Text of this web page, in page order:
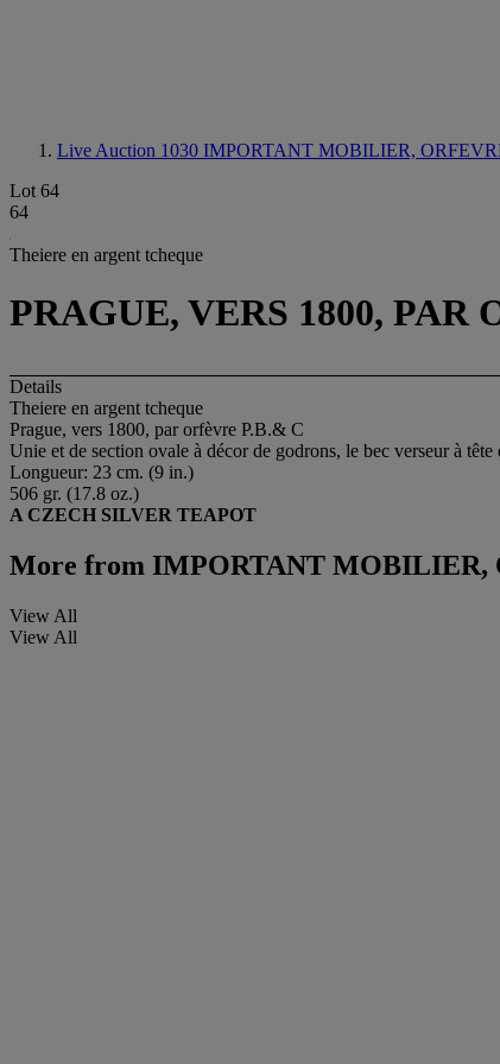
Live Auction 1030 IMPORTANT MOBILIER,
Lot 64
64
Theiere en argent tcheque
PRAGUE, VERS 1800, PAR
Details
Theiere en argent tcheque
Prague, vers 1800, par orfèvre P.B.& C
Unie et de section ovale à décor de godrons, le bec verseur à
Longueur: 23 cm. (9 in.)
506 gr. (17.8 oz.)
A CZECH SILVER TEAPOT
More from IMPORTANT MOBILIER,
View All
View All